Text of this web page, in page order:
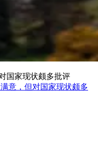
国家现状颇多批评
意，但对国家现状颇多